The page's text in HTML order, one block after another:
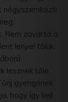
négyszemközti
Nem zavarta a
lenyel tőlük.
lesznek tőle.
gyengének,
hogy így kell